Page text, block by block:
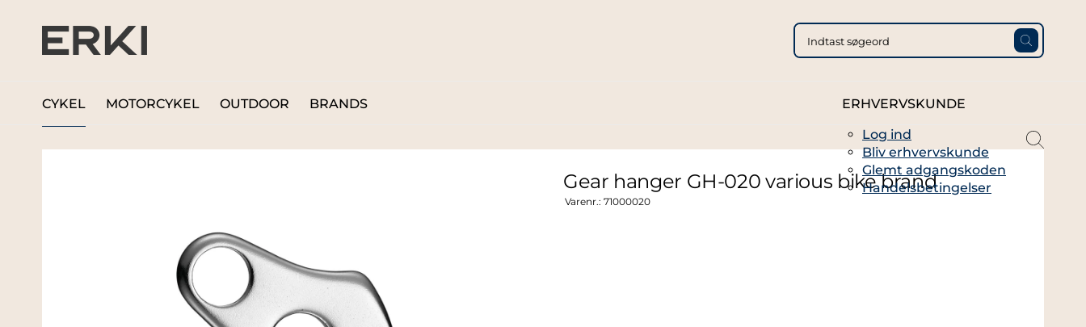
CYKEL MOTORCYKEL OUTDOOR BRANDS
ERHVERVSKUNDE
Log ind
Bliv erhvervskunde
Glemt adgangskoden
Handelsbetingelser
Gear hanger GH-020 various bike brand
Varenr.: 71000020